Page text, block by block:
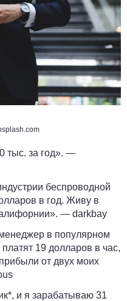
тыс. за год». —
беспроводной
в год. Живу в
— darkbay
в популярном
19 долларов в час,
от двух моих
и я зарабатываю 31